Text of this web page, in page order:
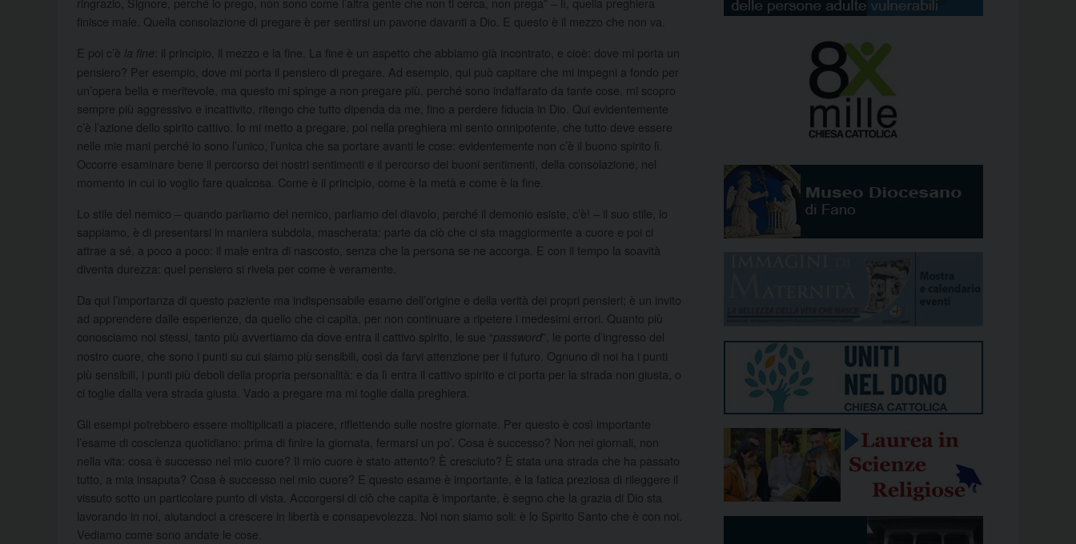
finisce male. Quella consolazione di pregare è per sentirsi un pavone davanti a Dio. E questo è il mezzo che non va.
E poi c’è la fine : il principio, il mezzo e la fine. La fine è un aspetto che abbiamo già incontrato, e cioè: dove mi porta un
pensiero? Per esempio, dove mi porta il pensiero di pregare. Ad esempio, qui può capitare che mi impegni a fondo per
un’opera bella e meritevole, ma questo mi spinge a non pregare più, perché sono indaffarato da tante cose, mi scopro
sempre più aggressivo e incattivito, ritengo che tutto dipenda da me, fino a perdere fiducia in Dio. Qui evidentemente
c’è l’azione dello spirito cattivo. Io mi metto a pregare, poi nella preghiera mi sento onnipotente, che tutto deve essere
nelle mie mani perché io sono l’unico, l’unica che sa portare avanti le cose: evidentemente non c’è il buono spirito lì.
Occorre esaminare bene il percorso dei nostri sentimenti e il percorso dei buoni sentimenti, della consolazione, nel
momento in cui io voglio fare qualcosa. Come è il principio, come è la metà e come è la fine.
Lo stile del nemico – quando parliamo del nemico, parliamo del diavolo, perché il demonio esiste, c’è! – il suo stile, lo
sappiamo, è di presentarsi in maniera subdola, mascherata: parte da ciò che ci sta maggiormente a cuore e poi ci
attrae a sé, a poco a poco: il male entra di nascosto, senza che la persona se ne accorga. E con il tempo la soavità
diventa durezza: quel pensiero si rivela per come è veramente.
Da qui l’importanza di questo paziente ma indispensabile esame dell’origine e della verità dei propri pensieri; è un invito
ad apprendere dalle esperienze, da quello che ci capita, per non continuare a ripetere i medesimi errori. Quanto più
conosciamo noi stessi, tanto più avvertiamo da dove entra il cattivo spirito, le sue “password”, le porte d’ingresso del
nostro cuore, che sono i punti su cui siamo più sensibili, così da farvi attenzione per il futuro. Ognuno di noi ha i punti
più sensibili, i punti più deboli della propria personalità: e da lì entra il cattivo spirito e ci porta per la strada non giusta, o
ci toglie dalla vera strada giusta. Vado a pregare ma mi toglie dalla preghiera.
Gli esempi potrebbero essere moltiplicati a piacere, riflettendo sulle nostre giornate. Per questo è così importante
l’esame di coscienza quotidiano: prima di finire la giornata, fermarsi un po’. Cosa è successo? Non nei giornali, non
nella vita: cosa è successo nel mio cuore? Il mio cuore è stato attento? È cresciuto? È stata una strada che ha passato
tutto, a mia insaputa? Cosa è successo nel mio cuore? E questo esame è importante, è la fatica preziosa di rileggere il
vissuto sotto un particolare punto di vista. Accorgersi di ciò che capita è importante, è segno che la grazia di Dio sta
lavorando in noi, aiutandoci a crescere in libertà e consapevolezza. Noi non siamo soli: è lo Spirito Santo che è con noi.
Vediamo come sono andate le cose.